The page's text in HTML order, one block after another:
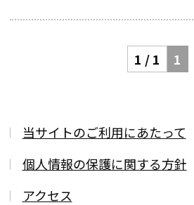
1 / 1 1
当サイトのご利用にあたって
個人情報の保護に関する方針
アクセス